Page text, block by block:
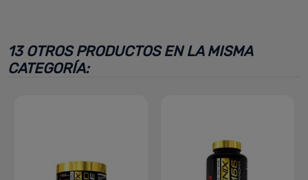
13 OTROS PRODUCTOS EN LA MISMA
CATEGORÍA: